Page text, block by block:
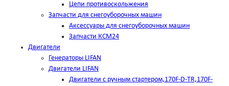
Цепи противоскольжения
Запчасти для снегоуборочных машин
Аксессуары для снегоуборочных машин
Запчасти КСМ24
Двигатели
Генераторы LIFAN
Двигатели LIFAN
Двигатели с ручным стартером,170F-D-TR,170F-